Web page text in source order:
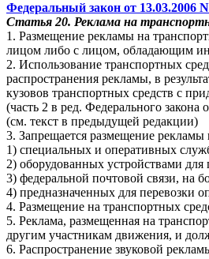
Федеральный закон от 13.03.2006
Статья 20. Реклама на
1. Размещение рекламы на
лицом либо с лицом, обладающим
2. Использование транспортных
распространения рекламы, в
кузовов транспортных средств с
(часть 2 в ред. Федерального
(см. текст в предыдущей редакции)
3. Запрещается размещение рекламы
1) специальных и оперативных
2) оборудованных устройствами
3) федеральной почтовой связи, на
4) предназначенных для перевозки
4. Размещение на транспортных
5. Реклама, размещенная на
другим участникам движения, и
6. Распространение звуковой